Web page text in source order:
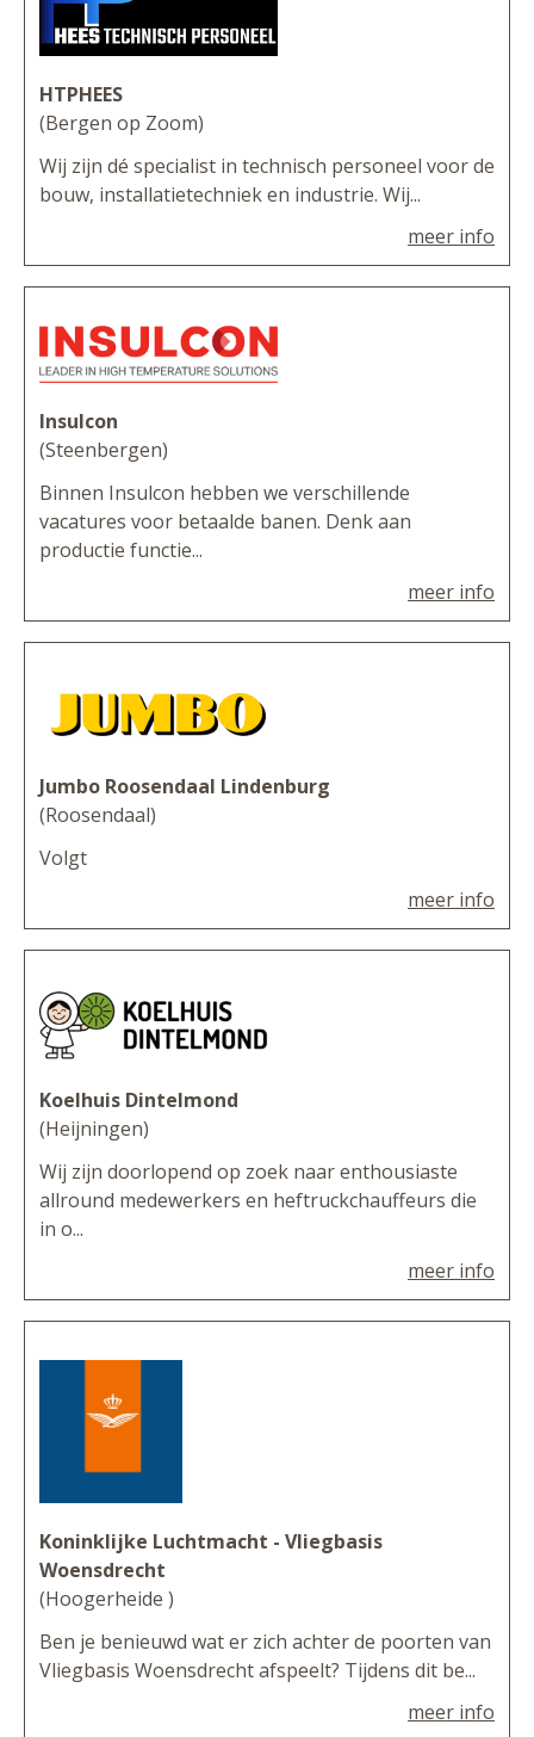
HTPHEES
(Bergen op Zoom)
Wij zijn dé specialist in technisch personeel voor de
bouw, installatietechniek en industrie. Wij...
meer info
Insulcon
(Steenbergen)
Binnen Insulcon hebben we verschillende
vacatures voor betaalde banen. Denk aan
productie functie...
meer info
Jumbo Roosendaal Lindenburg
(Roosendaal)
Volgt
meer info
Koelhuis Dintelmond
(Heijningen)
Wij zijn doorlopend op zoek naar enthousiaste
allround medewerkers en heftruckchauffeurs die
in o...
meer info
Koninklijke Luchtmacht - Vliegbasis
Woensdrecht
(Hoogerheide )
Ben je benieuwd wat er zich achter de poorten van
Vliegbasis Woensdrecht afspeelt? Tijdens dit be...
meer info